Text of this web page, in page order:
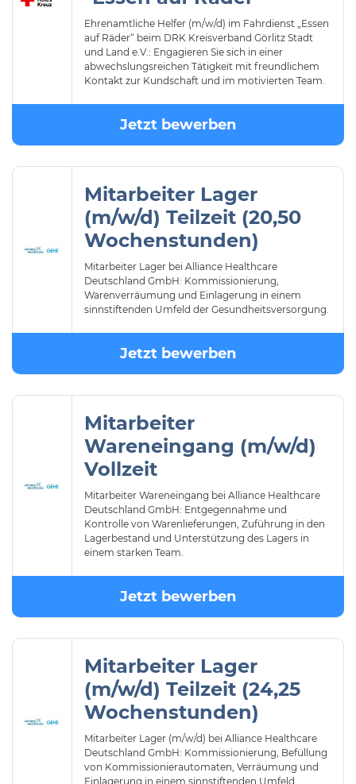
Ehrenamtliche Helfer (m/w/d) im Fahrdienst „Essen
auf Räder“ beim DRK Kreisverband Görlitz Stadt
und Land e.V.: Engagieren Sie sich in einer
abwechslungsreichen Tätigkeit mit freundlichem
Kontakt zur Kundschaft und im motivierten Team.
Jetzt bewerben
Mitarbeiter Lager
(m/w/d) Teilzeit (20,50
Wochenstunden)
Mitarbeiter Lager bei Alliance Healthcare
Deutschland GmbH: Kommissionierung,
Warenverräumung und Einlagerung in einem
sinnstiftenden Umfeld der Gesundheitsversorgung.
Jetzt bewerben
Mitarbeiter
Wareneingang (m/w/d)
Vollzeit
Mitarbeiter Wareneingang bei Alliance Healthcare
Deutschland GmbH: Entgegennahme und
Kontrolle von Warenlieferungen, Zuführung in den
Lagerbestand und Unterstützung des Lagers in
einem starken Team.
Jetzt bewerben
Mitarbeiter Lager
(m/w/d) Teilzeit (24,25
Wochenstunden)
Mitarbeiter Lager (m/w/d) bei Alliance Healthcare
Deutschland GmbH: Kommissionierung, Befüllung
von Kommissionierautomaten, Verräumung und
Einlagerung in einem sinnstiftenden Umfeld.